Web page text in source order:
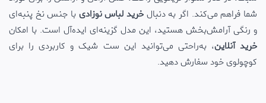
شما فراهم می‌کند. اگر به دنبال خرید لباس نوزادی با جنس نخ پنبه‌ای
و رنگی آرامش‌بخش هستید، این مدل گزینه‌ای ایده‌آل است. با امکان
خرید آنلاین، به‌راحتی می‌توانید این ست شیک و کاربردی را برای
کوچولوی خود سفارش دهید.